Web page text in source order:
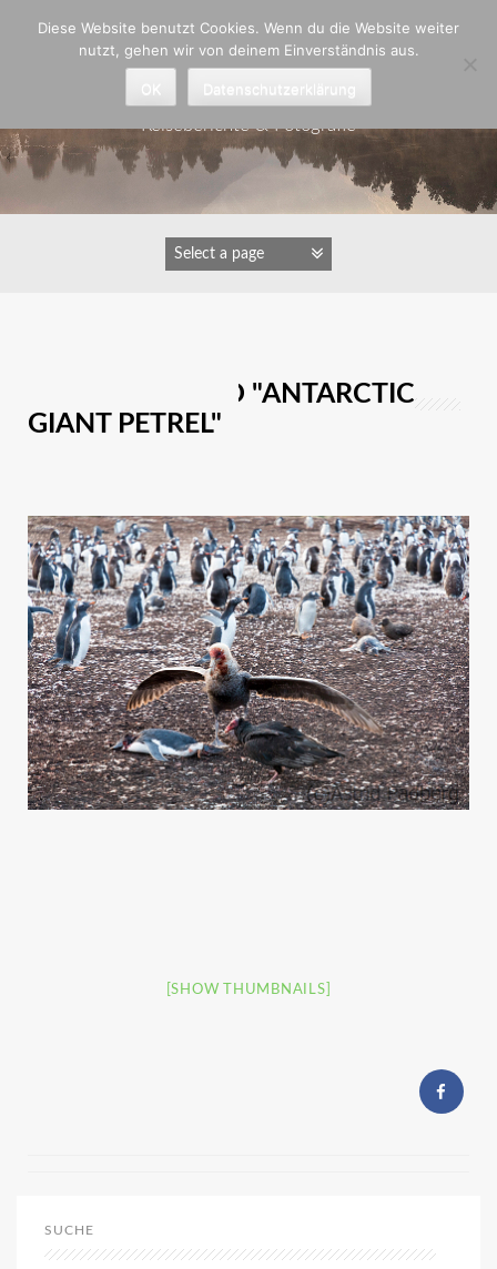
Astrid Padberg
Reiseberichte & Fotografie
IMAGES TAGGED "ANTARCTIC
GIANT PETREL"
[SHOW THUMBNAILS]
SUCHE
Diese Website benutzt Cookies. Wenn du die Website weiter
nutzt, gehen wir von deinem Einverständnis aus.